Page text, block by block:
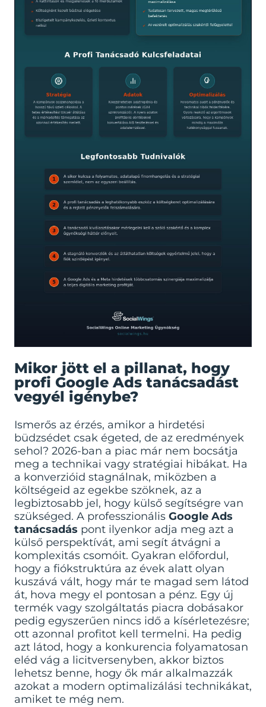
Mikor jött el a pillanat, hogy
profi Google Ads tanácsadást
vegyél igénybe?
Ismerős az érzés, amikor a hirdetési
büdzsédet csak égeted, de az eredmények
sehol? 2026-ban a piac már nem bocsátja
meg a technikai vagy stratégiai hibákat. Ha
a konverzióid stagnálnak, miközben a
költségeid az egekbe szöknek, az a
legbiztosabb jel, hogy külső segítségre van
szükséged. A professzionális Google Ads
tanácsadás pont ilyenkor adja meg azt a
külső perspektívát, ami segít átvágni a
komplexitás csomóit. Gyakran előfordul,
hogy a fiókstruktúra az évek alatt olyan
kuszává vált, hogy már te magad sem látod
át, hova megy el pontosan a pénz. Egy új
termék vagy szolgáltatás piacra dobásakor
pedig egyszerűen nincs idő a kísérletezésre;
ott azonnal profitot kell termelni. Ha pedig
azt látod, hogy a konkurencia folyamatosan
eléd vág a licitversenyben, akkor biztos
lehetsz benne, hogy ők már alkalmazzák
azokat a modern optimalizálási technikákat,
amiket te még nem.